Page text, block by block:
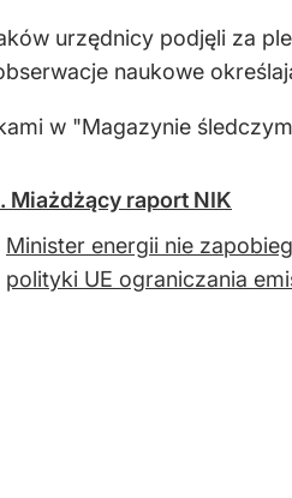
urzędnicy podjęli za
naukowe
w "Magazynie
raport NIK
Minister energii nie
polityki UE ograniczania